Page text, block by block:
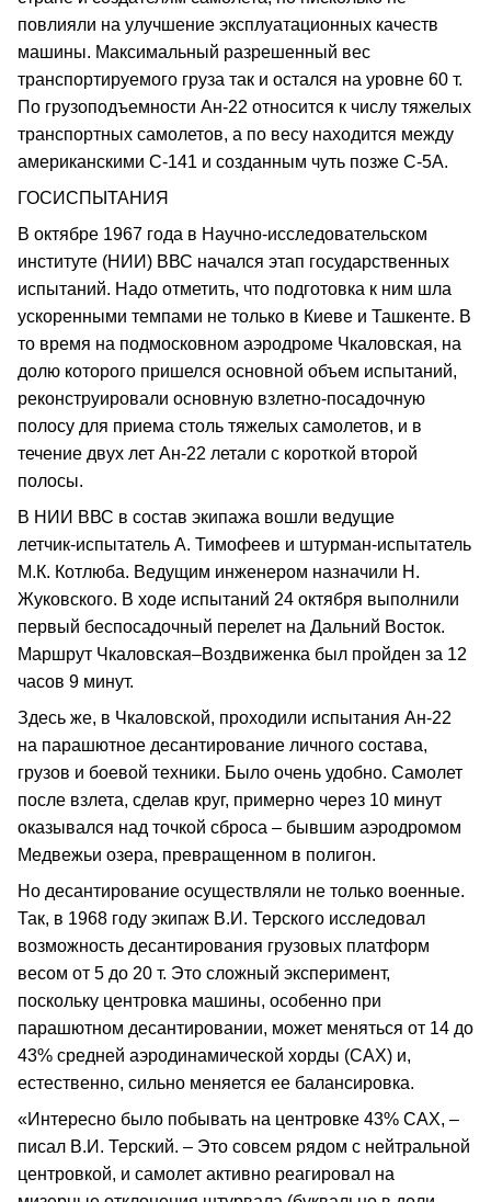
повлияли на улучшение эксплуатационных качеств
машины. Максимальный разрешенный вес
транспортируемого груза так и остался на уровне 60 т.
По грузоподъемности Ан‑22 относится к числу тяжелых
транспортных самолетов, а по весу находится между
американскими С‑141 и созданным чуть позже С‑5А.
ГОСИСПЫТАНИЯ
В октябре 1967 года в Научно‑исследовательском
институте (НИИ) ВВС начался этап государственных
испытаний. Надо отметить, что подготовка к ним шла
ускоренными темпами не только в Киеве и Ташкенте. В
то время на подмосковном аэродроме Чкаловская, на
долю которого пришелся основной объем испытаний,
реконструировали основную взлетно‑посадочную
полосу для приема столь тяжелых самолетов, и в
течение двух лет Ан‑22 летали с короткой второй
полосы.
В НИИ ВВС в состав экипажа вошли ведущие
летчик‑испытатель А. Тимофеев и штурман‑испытатель
М.К. Котлюба. Ведущим инженером назначили Н.
Жуковского. В ходе испытаний 24 октября выполнили
первый беспосадочный перелет на Дальний Восток.
Маршрут Чкаловская–Воздвиженка был пройден за 12
часов 9 минут.
Здесь же, в Чкаловской, проходили испытания Ан‑22
на парашютное десантирование личного состава,
грузов и боевой техники. Было очень удобно. Самолет
после взлета, сделав круг, примерно через 10 минут
оказывался над точкой сброса – бывшим аэродромом
Медвежьи озера, превращенном в полигон.
Но десантирование осуществляли не только военные.
Так, в 1968 году экипаж В.И. Терского исследовал
возможность десантирования грузовых платформ
весом от 5 до 20 т. Это сложный эксперимент,
поскольку центровка машины, особенно при
парашютном десантировании, может меняться от 14 до
43% средней аэродинамической хорды (САХ) и,
естественно, сильно меняется ее балансировка.
«Интересно было побывать на центровке 43% САХ, –
писал В.И. Терский. – Это совсем рядом с нейтральной
центровкой, и самолет активно реагировал на